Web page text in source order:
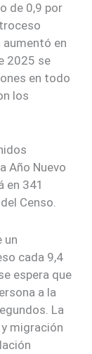
de 0,9 por
en
2025 se
en todo
los
Año Nuevo
en 341
Censo.
un
cada 9,4
espera que
a la
La
migración